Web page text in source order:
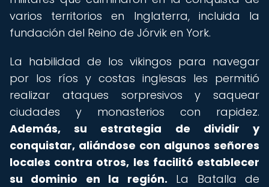
varios territorios en Inglaterra, incluida la
fundación del Reino de Jórvik en York.
La habilidad de los vikingos para navegar
por los ríos y costas inglesas les permitió
realizar ataques sorpresivos y saquear
ciudades y monasterios con rapidez.
Además, su estrategia de dividir y
conquistar, aliándose con algunos señores
locales contra otros, les facilitó establecer
su dominio en la región. La Batalla de